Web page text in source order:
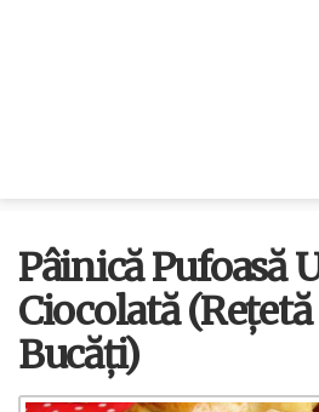
Pâinică Pufoasă
Ciocolată
Bucăți)